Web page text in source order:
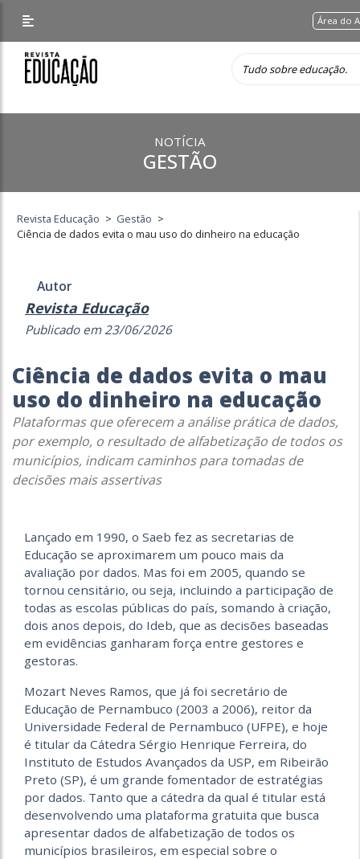
Área do
NOTÍCIA
GESTÃO
Revista Educação > Gestão >
Ciência de dados evita o mau uso do dinheiro na educação
Autor
Revista Educação
Publicado em 23/06/2026
Ciência de dados evita o mau
uso do dinheiro na educação
Plataformas que oferecem a análise prática de dados,
por exemplo, o resultado de alfabetização de todos os
municípios, indicam caminhos para tomadas de
decisões mais assertivas
Lançado em 1990, o Saeb fez as secretarias de
Educação se aproximarem um pouco mais da
avaliação por dados. Mas foi em 2005, quando se
tornou censitário, ou seja, incluindo a participação de
todas as escolas públicas do país, somando à criação,
dois anos depois, do Ideb, que as decisões baseadas
em evidências ganharam força entre gestores e
gestoras.
Mozart Neves Ramos, que já foi secretário de
Educação de Pernambuco (2003 a 2006), reitor da
Universidade Federal de Pernambuco (UFPE), e hoje
é titular da Cátedra Sérgio Henrique Ferreira, do
Instituto de Estudos Avançados da USP, em Ribeirão
Preto (SP), é um grande fomentador de estratégias
por dados. Tanto que a cátedra da qual é titular está
desenvolvendo uma plataforma gratuita que busca
apresentar dados de alfabetização de todos os
municípios brasileiros, em especial sobre o